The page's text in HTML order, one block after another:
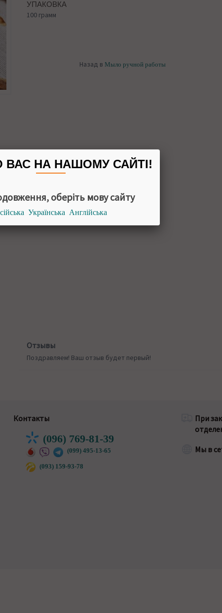
УПАКОВКА
100 грамм
Назад в Мыло ручной работы
Отзывы
Поздравляем! Ваш отзыв будет первый!
Контакты
(096) 769-81-39
(099) 495-13-65
(093) 159-93-78
При
Мы в
ВАС НА НАШОМУ САЙТІ!
оберіть мову сайту
Українська Англійська